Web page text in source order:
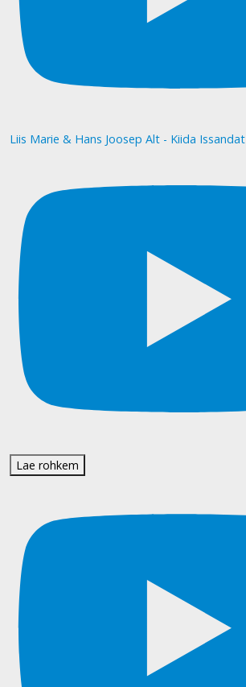
Liis Marie & Hans Joosep Alt - Kiida Issandat
Lae rohkem